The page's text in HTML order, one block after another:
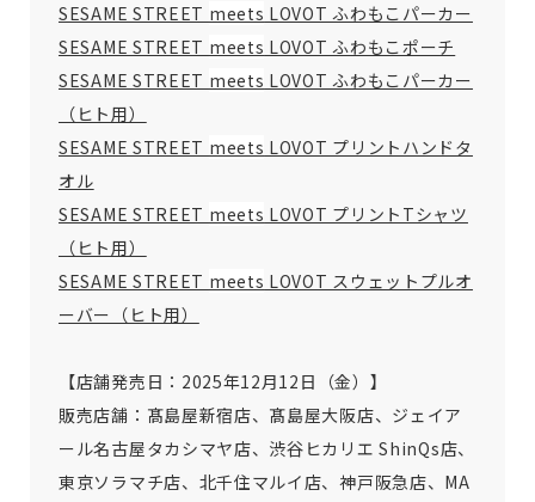
SESAME STREET meets LOVOT ふわもこパーカー
SESAME STREET meets LOVOT ふわもこポーチ
SESAME STREET meets LOVOT ふわもこパーカー
（ヒト用）
SESAME STREET meets LOVOT プリントハンドタ
オル
SESAME STREET meets LOVOT プリントTシャツ
（ヒト用）
SESAME STREET meets LOVOT スウェットプルオ
ーバー（ヒト用）
【店舗発売日：2025年12月12日（金）】
販売店舗：髙島屋新宿店、髙島屋大阪店、ジェイア
ール名古屋タカシマヤ店、渋谷ヒカリエ ShinQs店、
東京ソラマチ店、北千住マルイ店、神戸阪急店、MA